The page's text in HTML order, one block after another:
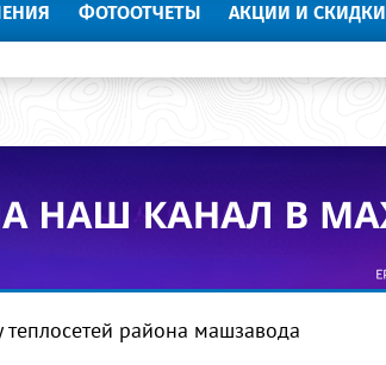
ФОТООТЧЕТЫ АКЦИИ И СКИДКИ
теплосетей района машзавода